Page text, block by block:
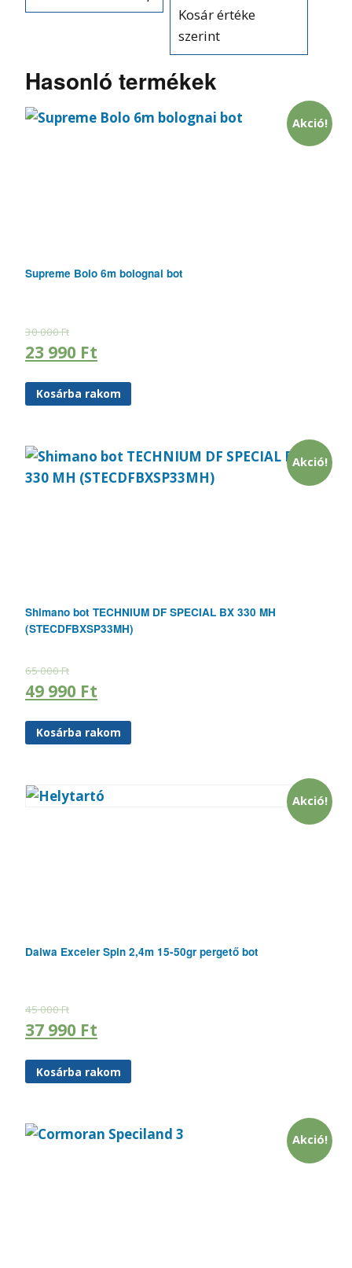
Kosár értéke
szerint
Hasonló termékek
Akció!
Supreme Bolo 6m bolognai bot
30 000Ft
23 990 Ft
Kosárba rakom
Akció!
Shimano bot TECHNIUM DF SPECIAL BX 330 MH
(STECDFBXSP33MH)
65 000Ft
49 990 Ft
Kosárba rakom
Akció!
Daiwa Exceler Spin 2,4m 15-50gr pergető bot
45 000Ft
37 990 Ft
Kosárba rakom
Akció!